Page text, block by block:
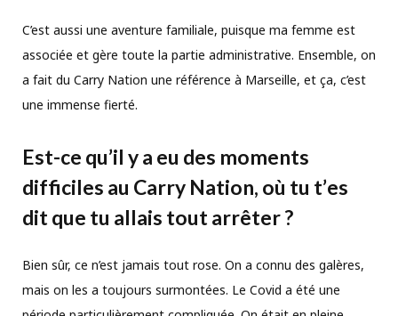
C’est aussi une aventure familiale, puisque ma femme est
associée et gère toute la partie administrative. Ensemble, on
a fait du Carry Nation une référence à Marseille, et ça, c’est
une immense fierté.
Est-ce qu’il y a eu des moments
difficiles au Carry Nation, où tu t’es
dit que tu allais tout arrêter ?
Bien sûr, ce n’est jamais tout rose. On a connu des galères,
mais on les a toujours surmontées. Le Covid a été une